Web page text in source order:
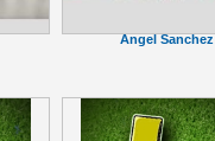
Angel Sanchez